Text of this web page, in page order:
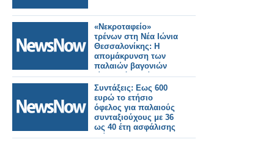
«Νεκροταφείο»
τρένων στη Νέα Ιώνια
Θεσσαλονίκης: Η
απομάκρυνση των
παλαιών βαγονιών
είναι χρόνιο αίτημα
των κατοίκων.
Συντάξεις: Εως 600
ευρώ το ετήσιο
όφελος για παλαιούς
συνταξιούχους με 36
ως 40 έτη ασφάλισης
[πίνακες]